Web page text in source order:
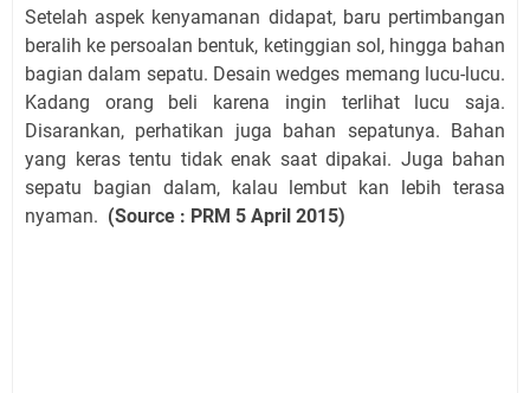
Setelah aspek kenyamanan didapat, baru pertimbangan
beralih ke persoalan bentuk, ketinggian sol, hingga bahan
bagian dalam sepatu. Desain wedges memang lucu-lucu.
Kadang orang beli karena ingin terlihat lucu saja.
Disarankan, perhatikan juga bahan sepatunya. Bahan
yang keras tentu tidak enak saat dipakai. Juga bahan
sepatu bagian dalam, kalau lembut kan lebih terasa
nyaman. (Source : PRM 5 April 2015)